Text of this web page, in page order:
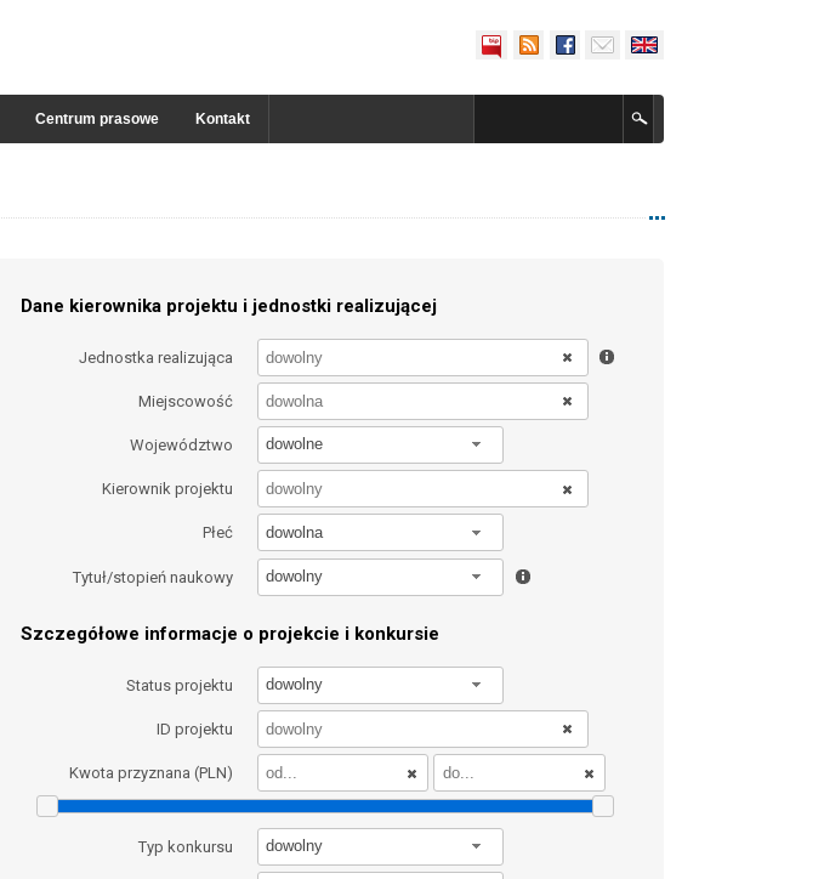
Centrum prasowe Kontakt
Dane kierownika projektu i jednostki realizującej
Jednostka realizująca
Miejscowość
Województwo dowolne
Kierownik projektu
Płeć dowolna
Tytuł/stopień naukowy dowolny
Szczegółowe informacje o projekcie i konkursie
Status projektu dowolny
ID projektu
Kwota przyznana (PLN)
Typ konkursu dowolny